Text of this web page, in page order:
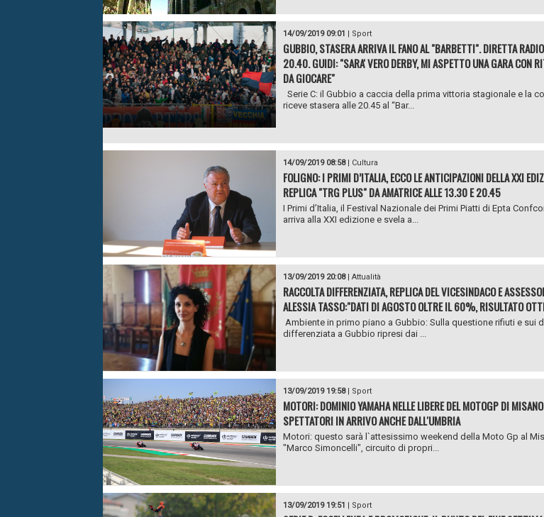
14/09/2019 09:01 Sport
GUBBIO, STASERA ARRIVA IL FANO AL "BARBETTI". DIRETTA
20.40. GUIDI: "SARA' VERO DERBY, MI ASPETTO UNA GARA CON
DA GIOCARE"
Serie C: il Gubbio a caccia della prima vittoria stagionale e la
riceve stasera alle 20.45 al “Bar...
14/09/2019 08:58| Cultura
FOLIGNO: I PRIMI D’ITALIA, ECCO LE ANTICIPAZIONI DELLA XXI
REPLICA "TRG PLUS" DA AMATRICE ALLE 13.30 E 20.45
I Primi d’Italia, il Festival Nazionale dei Primi Piatti di Epta
arriva alla XXI edizione e svela a...
13/09/2019 20:08| Attualità
RACCOLTA DIFFERENZIATA, REPLICA DEL VICESINDACO E
ALESSIA TASSO:"DATI DI AGOSTO OLTRE IL 60%, RISULTATO
Ambiente in primo piano a Gubbio: Sulla questione rifiuti e sui
differenziata a Gubbio ripresi dai ...
13/09/2019 19:58| Sport
MOTORI: DOMINIO YAMAHA NELLE LIBERE DEL MOTOGP DI
SPETTATORI IN ARRIVO ANCHE DALL'UMBRIA
Motori: questo sarà l`attesissimo weekend della Moto Gp al
"Marco Simoncelli", circuito di propri...
13/09/2019 19:51 Sport